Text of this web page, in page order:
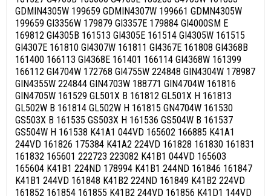
GDMIN4305W 199659 GDMIN4307W 199661 GDMN4305W
199659 GI3356W 179879 GI3357E 179884 GI4000SM E
169812 GI4305B 161513 GI4305E 161514 GI4305W 161515
GI4307E 161810 GI4307W 161811 GI4367E 161808 GI4368B
161400 166113 GI4368E 161401 166114 GI4368W 161399
166112 GI4704W 172768 GI4755W 224848 GIN4304W 178987
GIN4355W 224844 GIN4703W 188771 GIN4704W 161816
GIN4705W 161529 GL501X B 161812 GL501X H 161813
GL502W B 161814 GL502W H 161815 GN4704W 161530
GS503X B 161535 GS503X H 161536 GS504W B 161537
GS504W H 161538 K41A1 044VD 165602 166885 K41A1
244VD 161826 175384 K41A2 224VD 161828 161830 161831
161832 165601 222723 223082 K41B1 044VD 165603
165604 K41B1 224ND 178994 K41B1 244ND 161846 161847
K41B1 244VD 161848 K41B2 224ND 161849 K41B2 224VD
161852 161854 161855 K41B2 244VD 161856 K41D1 144VD